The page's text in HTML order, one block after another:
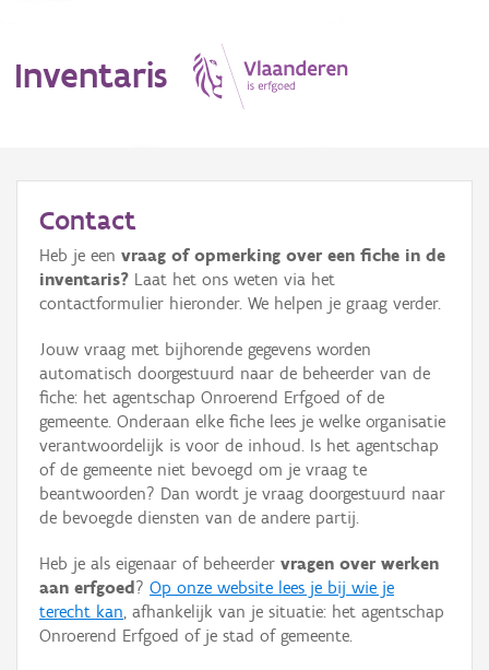
Inventaris
Erfgoedobject
Aanduidingsobject
Waarneming
Thema
Gebeurtenis
Persoon of collectief
Hergebruik
Aanmelden
Contact
Heb je een vraag of opmerking over een fiche in de
inventaris? Laat het ons weten via het
contactformulier hieronder. We helpen je graag verder.
Jouw vraag met bijhorende gegevens worden
automatisch doorgestuurd naar de beheerder van de
fiche: het agentschap Onroerend Erfgoed of de
gemeente. Onderaan elke fiche lees je welke organisatie
verantwoordelijk is voor de inhoud. Is het agentschap
of de gemeente niet bevoegd om je vraag te
beantwoorden? Dan wordt je vraag doorgestuurd naar
de bevoegde diensten van de andere partij.
Heb je als eigenaar of beheerder vragen over werken
aan erfgoed ? Op onze website lees je bij wie je
terecht kan, afhankelijk van je situatie: het agentschap
Onroerend Erfgoed of je stad of gemeente.